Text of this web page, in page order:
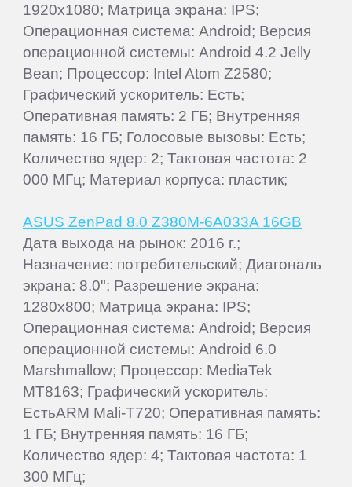
1920x1080; Матрица экрана: IPS;
Операционная система: Android; Версия
операционной системы: Android 4.2 Jelly
Bean; Процессор: Intel Atom Z2580;
Графический ускоритель: Есть;
Оперативная память: 2 ГБ; Внутренняя
память: 16 ГБ; Голосовые вызовы: Есть;
Количество ядер: 2; Тактовая частота: 2
000 МГц; Материал корпуса: пластик;
ASUS ZenPad 8.0 Z380M-6A033A 16GB
Дата выхода на рынок: 2016 г.;
Назначение: потребительский; Диагональ
экрана: 8.0"; Разрешение экрана:
1280x800; Матрица экрана: IPS;
Операционная система: Android; Версия
операционной системы: Android 6.0
Marshmallow; Процессор: MediaTek
MT8163; Графический ускоритель:
ЕстьARM Mali-T720; Оперативная память:
1 ГБ; Внутренняя память: 16 ГБ;
Количество ядер: 4; Тактовая частота: 1
300 МГц;